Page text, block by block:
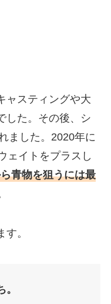
ャスティングや大
した。その後、シ
ました。2020年に
ェイトをプラスし
青物を狙うには最
。